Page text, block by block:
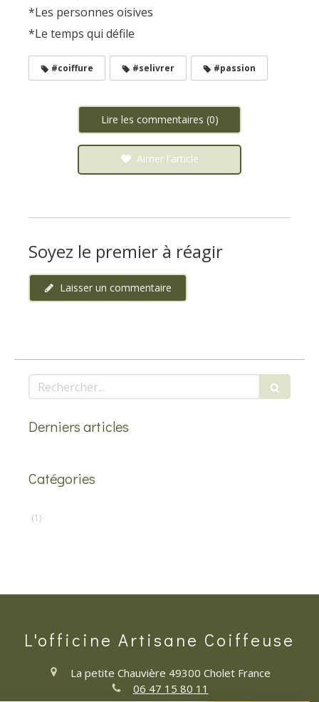
*Les personnes oisives
*Le temps qui défile
#coiffure #selivrer #passion
Lire les commentaires (0)
Aimer l'article
Soyez le premier à réagir
Laisser un commentaire
Rechercher
Derniers articles
Catégories
(1)
L'officine Artisane Coiffeuse
La petite Chauvière 49300 Cholet France
06 47 15 80 11